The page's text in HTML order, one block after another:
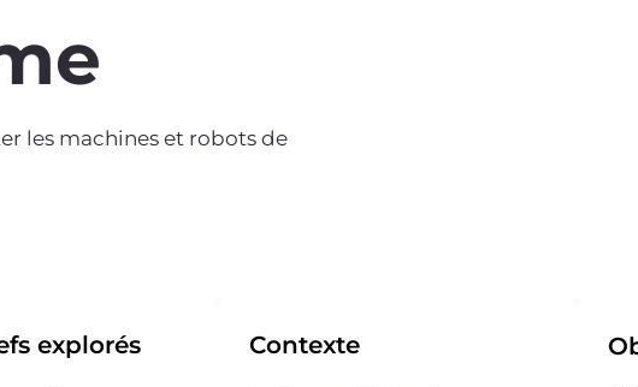
les machines et robots de
Contexte
explorés